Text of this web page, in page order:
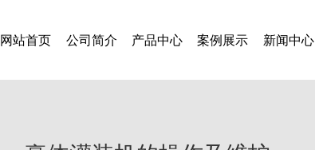
网站首页 公司简介 产品中心 案例展示 新闻中心